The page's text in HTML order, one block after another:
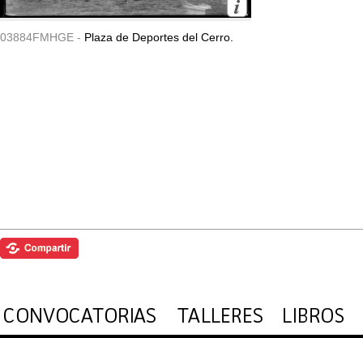
03884FMHGE - Plaza de Deportes del Cerro.